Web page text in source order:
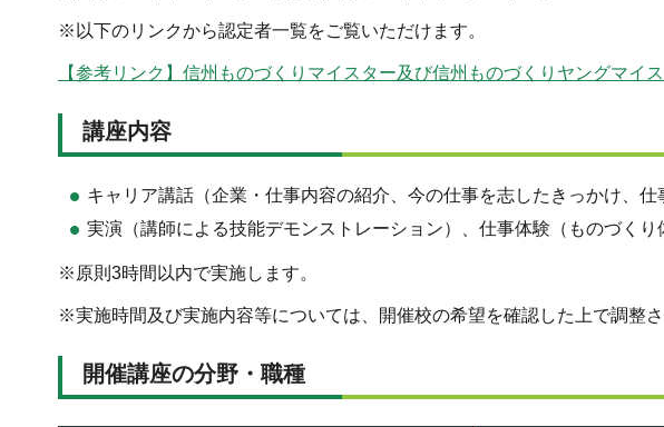
※以下のリンクから認定者一覧をご覧いただけます。
【参考リンク】信州ものづくりマイスター及び信州ものづくりヤングマイ
講座内容
キャリア講話（企業・仕事内容の紹介、今の仕事を志したきっかけ、仕
実演（講師による技能デモンストレーション）、仕事体験（ものづくり
※原則3時間以内で実施します。
※実施時間及び実施内容等については、開催校の希望を確認した上で調整さ
開催講座の分野・職種